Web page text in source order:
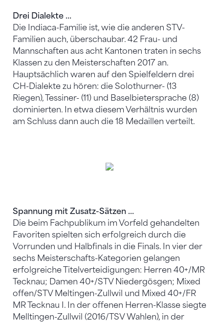
Drei Dialekte …
Die Indiaca-Familie ist, wie die anderen STV-
Familien auch, überschaubar. 42 Frau- und
Mannschaften aus acht Kantonen traten in sechs
Klassen zu den Meisterschaften 2017 an.
Hauptsächlich waren auf den Spielfeldern drei
CH-Dialekte zu hören: die Solothurner- (13
Riegen), Tessiner- (11) und Baselbietersprache (8)
dominierten. In etwa diesem Verhältnis wurden
am Schluss dann auch die 18 Medaillen verteilt.
Spannung mit Zusatz-Sätzen …
Die beim Fachpublikum im Vorfeld gehandelten
Favoriten spielten sich erfolgreich durch die
Vorrunden und Halbfinals in die Finals. In vier der
sechs Meisterschafts-Kategorien gelangen
erfolgreiche Titelverteidigungen: Herren 40+/MR
Tecknau; Damen 40+/STV Niedergösgen; Mixed
offen/STV Meltingen-Zullwil und Mixed 40+/FR
MR Tecknau I. In der offenen Herren-Klasse siegte
Melltingen-Zullwil (2016/TSV Wahlen), in der